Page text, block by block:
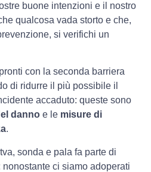
buone intenzioni e il nostro
qualcosa vada storto e che,
si verifichi un
con la seconda barriera
di ridurre il più possibile il
accaduto: queste sono
danno e le misure di
.
sonda e pala fa parte di
ci siamo adoperati